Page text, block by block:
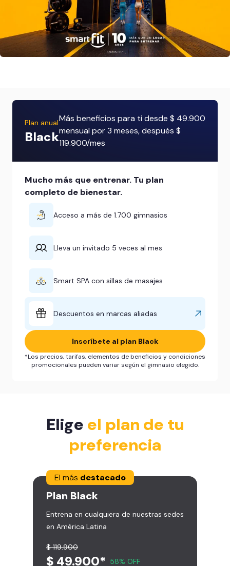
Plan anual
Black
Más beneficios para ti desde $ 49.900
mensual por 3 meses, después $
119.900/mes
Mucho más que entrenar. Tu plan
completo de bienestar.
Acceso a más de 1.700 gimnasios
Lleva un invitado 5 veces al mes
Smart SPA con sillas de masajes
Descuentos en marcas aliadas
Inscríbete al plan Black
*Los precios, tarifas, elementos de beneficios y condiciones
promocionales pueden variar según el gimnasio elegido.
Elige el plan de tu
preferencia
El más destacado
Plan Black
Entrena en cualquiera de nuestras sedes
en América Latina
$ 119.900
$ 49.900* 58% OFF